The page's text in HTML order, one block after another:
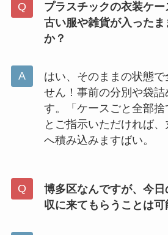
プラスチックの衣装ケ
古い服や雑貨が入った
か？
はい、そのままの状態で
せん！事前の分別や袋
す。「ケースごと全部捨
とご指示いただければ
へ積み込みますばい。
博多区なんですが、今日
収に来てもらうことは可